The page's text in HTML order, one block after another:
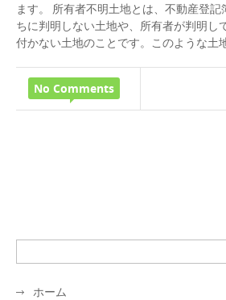
ます。 所有者不明土地とは、不動産登
ちに判明しない土地や、所有者が判明し
付かない土地のことです。このような土
No Comments
ホーム